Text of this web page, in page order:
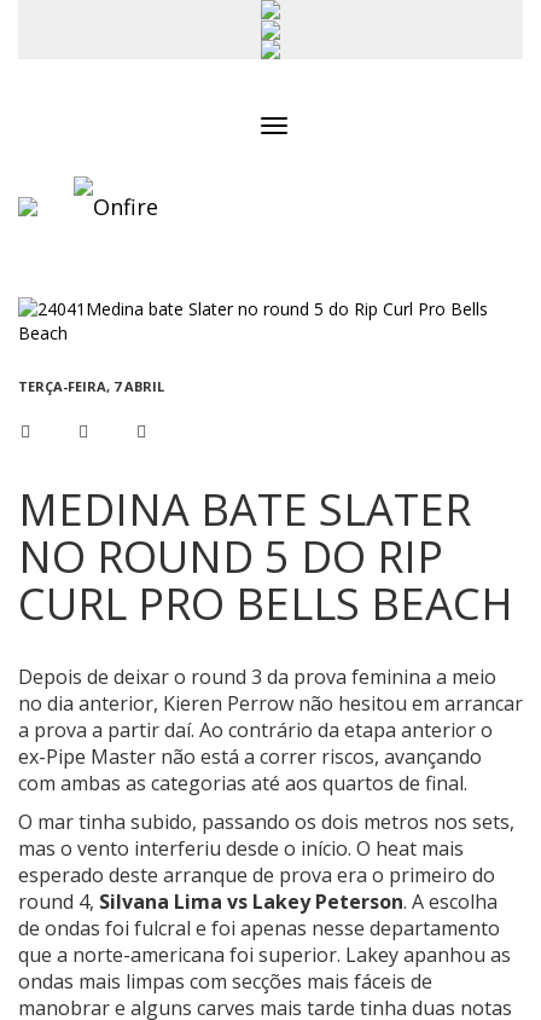
TERÇA-FEIRA, 7 ABRIL
MEDINA BATE SLATER
NO ROUND 5 DO RIP
CURL PRO BELLS BEACH
Depois de deixar o round 3 da prova feminina a meio
no dia anterior, Kieren Perrow não hesitou em arrancar
a prova a partir daí. Ao contrário da etapa anterior o
ex-Pipe Master não está a correr riscos, avançando
com ambas as categorias até aos quartos de final.
O mar tinha subido, passando os dois metros nos sets,
mas o vento interferiu desde o início. O heat mais
esperado deste arranque de prova era o primeiro do
round 4, Silvana Lima vs Lakey Peterson. A escolha
de ondas foi fulcral e foi apenas nesse departamento
que a norte-americana foi superior. Lakey apanhou as
ondas mais limpas com secções mais fáceis de
manobrar e alguns carves mais tarde tinha duas notas